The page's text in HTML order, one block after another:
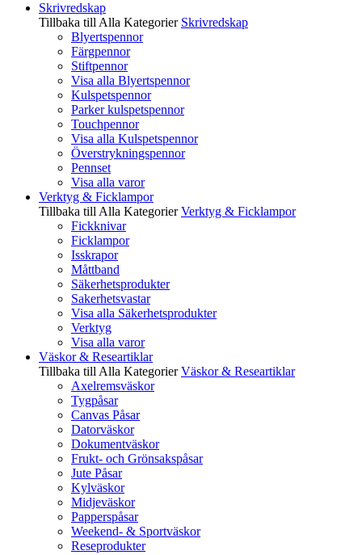
Skrivredskap
Tillbaka till Alla Kategorier Skrivredskap
Blyertspennor
Färgpennor
Stiftpennor
Visa alla Blyertspennor
Kulspetspennor
Parker kulspetspennor
Touchpennor
Visa alla Kulspetspennor
Överstrykningspennor
Pennset
Visa alla varor
Verktyg & Ficklampor
Tillbaka till Alla Kategorier Verktyg & Ficklampor
Fickknivar
Ficklampor
Isskrapor
Måttband
Säkerhetsprodukter
Sakerhetsvastar
Visa alla Säkerhetsprodukter
Verktyg
Visa alla varor
Väskor & Researtiklar
Tillbaka till Alla Kategorier Väskor & Researtiklar
Axelremsväskor
Tygpåsar
Canvas Påsar
Datorväskor
Dokumentväskor
Frukt- och Grönsakspåsar
Jute Påsar
Kylväskor
Midjeväskor
Papperspåsar
Weekend- & Sportväskor
Reseprodukter